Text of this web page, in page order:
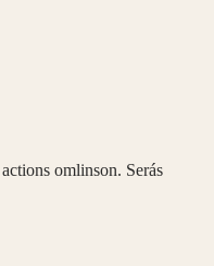
omlinson. Serás